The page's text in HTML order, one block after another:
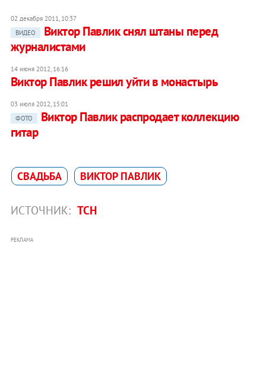
02 декабря 2011, 10:37
ВИДЕО
Виктор Павлик снял штаны перед
журналистами
14 июня 2012, 16:16
Виктор Павлик решил уйти в монастырь
03 июля 2012, 15:01
ФОТО
Виктор Павлик распродает коллекцию
гитар
СВАДЬБА ВИКТОР ПАВЛИК
ИСТОЧНИК: ТСН
РЕКЛАМА